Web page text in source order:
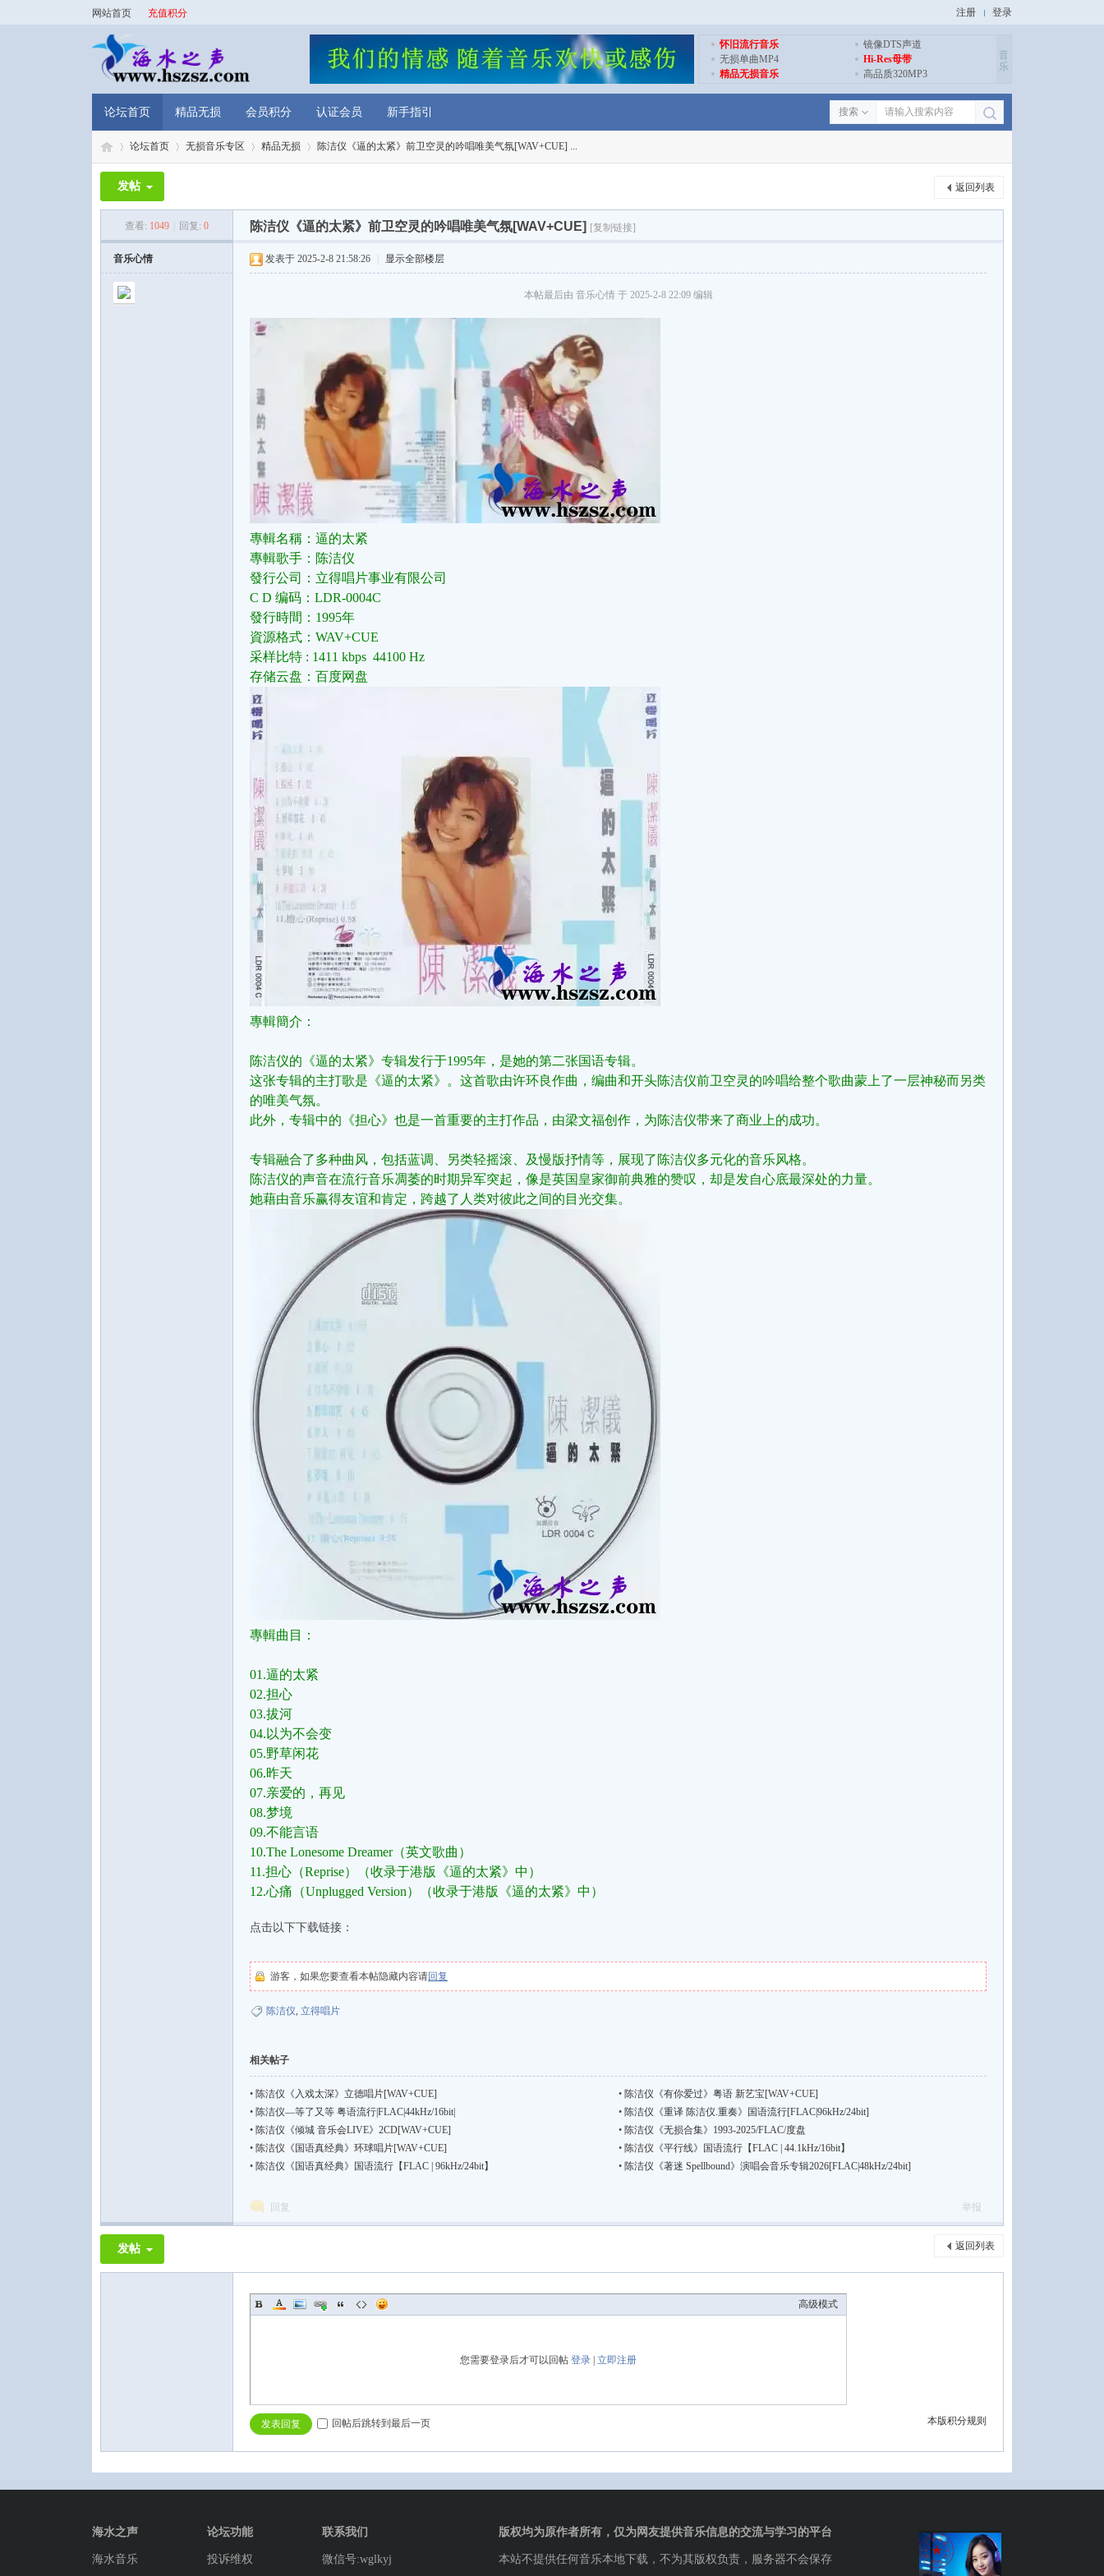
网站首页 充值积分 注册 登录
怀旧流行音乐
镜像DTS声道
无损单曲MP4
Hi-Res母带
精品无损音乐
高品质320MP3
音
乐
论坛首页 精品无损 会员积分 认证会员 新手指引 搜索
论坛首页 无损音乐专区 精品无损
›
陈洁仪《逼的太紧》前卫空灵的吟唱唯美气氛[WAV+CUE] ...
返回列表
发帖
查看: 1049 回复: 0 陈洁仪《逼的太紧》前卫空灵的吟唱唯美气氛[WAV+CUE] [复制链接]
音乐心情 发表于 2025-2-8 21:58:26 显示全部楼层
本帖最后由 音乐心情 于 2025-2-8 22:09 编辑
專輯名稱：逼的太紧
專輯歌手：陈洁仪
發行公司：立得唱片事业有限公司
C D 编码：LDR-0004C
發行時間：1995年
資源格式：WAV+CUE
采样比特 : 1411 kbps 44100 Hz
存储云盘：百度网盘
專輯簡介：
陈洁仪的《逼的太紧》专辑发行于1995年，是她的第二张国语专辑。
这张专辑的主打歌是‌《逼的太紧》‌。这首歌由许环良作曲，编曲和开头陈洁仪前卫空灵的吟唱给整个歌曲蒙上了一层神秘而另类
的唯美气氛。
此外，专辑中的《担心》也是一首重要的主打作品，由梁文福创作，为陈洁仪带来了商业上的成功。
专辑融合了多种曲风，包括蓝调、另类轻摇滚、及慢版抒情等，展现了陈洁仪多元化的音乐风格。
陈洁仪的声音在流行音乐凋萎的时期异军突起，像是英国皇家御前典雅的赞叹，却是发自心底最深处的力量。
她藉由音乐赢得友谊和肯定，跨越了人类对彼此之间的目光交集。
專輯曲目：
01.逼的太紧
02.担心
03.拔河
04.以为不会变
05.野草闲花
06.昨天
07.亲爱的，再见
08.梦境
09.不能言语
10.The Lonesome Dreamer（英文歌曲）
11.担心（Reprise）（收录于港版《逼的太紧》中）
12.心痛（Unplugged Version）（收录于港版《逼的太紧》中）
点击以下下载链接：
游客，如果您要查看本帖隐藏内容请回复
陈洁仪, 立得唱片
相关帖子
• 陈洁仪《入戏太深》立德唱片[WAV+CUE] • 陈洁仪《有你爱过》粤语 新艺宝[WAV+CUE]
• 陈洁仪—等了又等 粤语流行|FLAC|44kHz/16bit| • 陈洁仪《重译 陈洁仪.重奏》国语流行[FLAC|96kHz/24bit]
• 陈洁仪《倾城 音乐会LIVE》2CD[WAV+CUE] • 陈洁仪《无损合集》1993-2025/FLAC/度盘
• 陈洁仪《国语真经典》环球唱片[WAV+CUE] • 陈洁仪《平行线》国语流行【FLAC | 44.1kHz/16bit】
• 陈洁仪《国语真经典》国语流行【FLAC | 96kHz/24bit】 • 陈洁仪《著迷 Spellbound》演唱会音乐专辑2026[FLAC|48kHz/24bit]
回复 举报
返回列表
发帖
高级模式
您需要登录后才可以回帖 登录 立即注册
本版积分规则
发表回复 回帖后跳转到最后一页
海水之声
海水音乐
论坛功能
投诉维权
联系我们
微信号:wglkyj
版权均为原作者所有，仅为网友提供音乐信息的交流与学习的平台
本站不提供任何音乐本地下载，不为其版权负责，服务器不会保存